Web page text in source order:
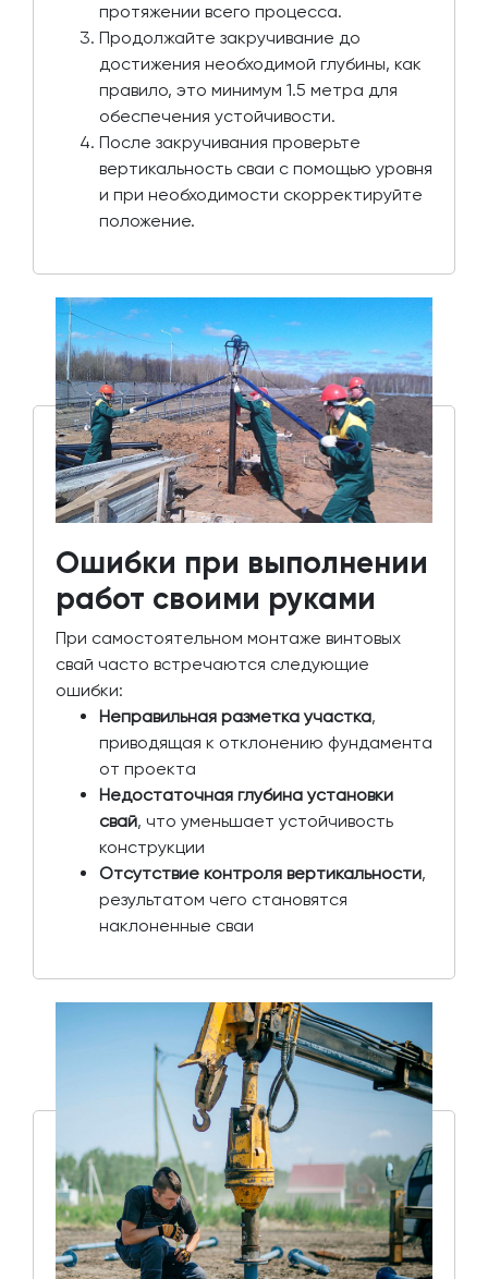
протяжении всего процесса.
Продолжайте закручивание до
достижения необходимой глубины, как
правило, это минимум 1.5 метра для
обеспечения устойчивости.
После закручивания проверьте
вертикальность сваи с помощью уровня
и при необходимости скорректируйте
положение.
Ошибки при выполнении
работ своими руками
При самостоятельном монтаже винтовых
свай часто встречаются следующие
ошибки:
Неправильная разметка участка,
приводящая к отклонению фундамента
от проекта
Недостаточная глубина установки
свай, что уменьшает устойчивость
конструкции
Отсутствие контроля вертикальности,
результатом чего становятся
наклоненные сваи